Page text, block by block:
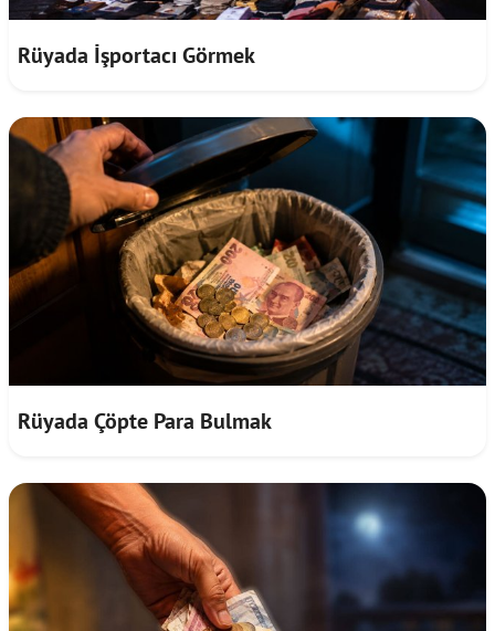
Rüyada İşportacı Görmek
Rüyada Çöpte Para Bulmak